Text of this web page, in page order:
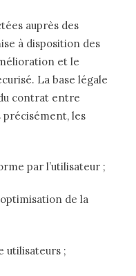
auprès des
à disposition des
et le
La base légale
contrat entre
précisément, les
par l’utilisateur ;
de la
utilisateurs ;